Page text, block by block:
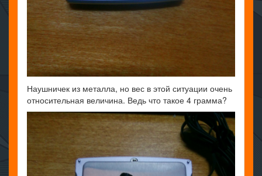
Наушничек из металла, но вес в этой ситуации очень
относительная величина. Ведь что такое 4 грамма?